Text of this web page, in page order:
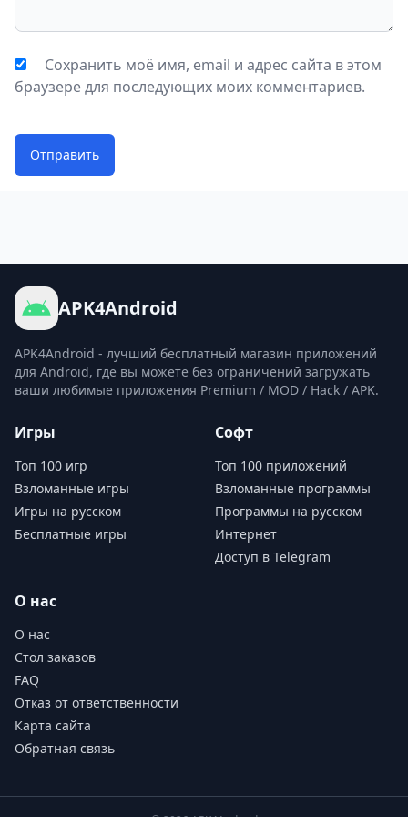
Сохранить моё имя, email и адрес сайта в этом
браузере для последующих моих комментариев.
Отправить
APK4Android
APK4Android - лучший бесплатный магазин приложений
для Android, где вы можете без ограничений загружать
ваши любимые приложения Premium / MOD / Hack / APK.
Игры
Топ 100 игр
Взломанные игры
Игры на русском
Бесплатные игры
Софт
Топ 100 приложений
Взломанные программы
Программы на русском
Интернет
Доступ в Telegram
О нас
О нас
Стол заказов
FAQ
Отказ от ответственности
Карта сайта
Обратная связь